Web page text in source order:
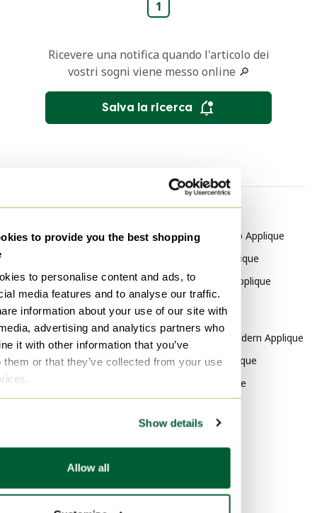
to provide you the best shopping
to personalise content and ads, to
media features and to analyse our traffic.
information about your use of our site with
advertising and analytics partners who
it with other information that you’ve
them or that they’ve collected from your use
Show details
Allow all
1
Ricevere una notifica quando l'articolo dei
vostri sogni viene messo online 🔎
Salva la ricerca
Per categoria
Bauhaus Plafoniere
Bauhaus Lampade da lettura
Bauhaus Lampade a
sospensione
Bauhaus Lampade da tavolo
Per marchio
Barovier & Toso Applique
Bieffeplast Applique
Baltensweiler Applique
Per stile
Mid Century Modern Applique
Space Age Applique
Classico Applique
Porcellana Applique
Fibra di vetro Applique